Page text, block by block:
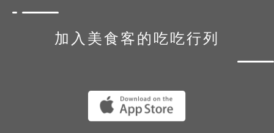
加入美食客的吃吃行列